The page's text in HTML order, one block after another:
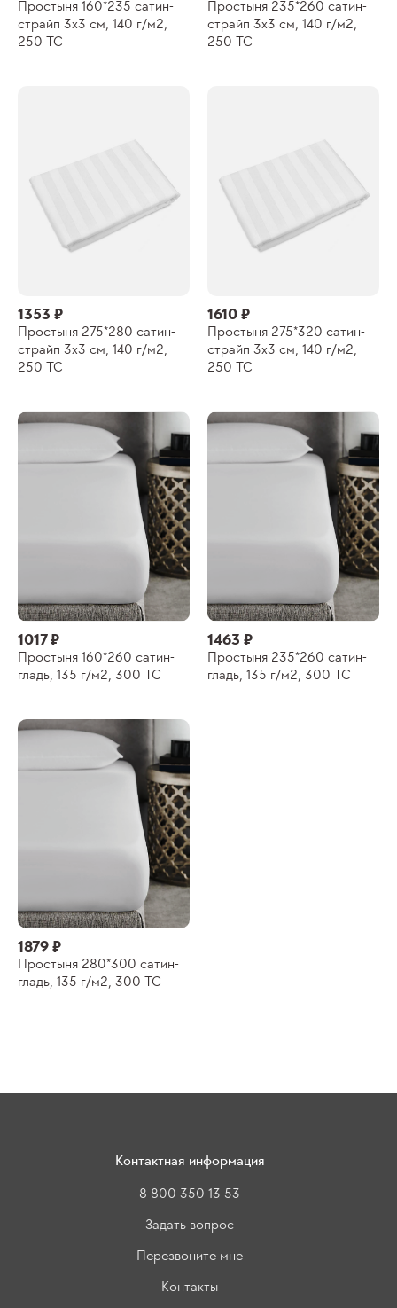
Простыня 160*235 сатин-
страйп 3х3 см, 140 г/м2,
250 ТС
Простыня 235*260 сатин-
страйп 3х3 см, 140 г/м2,
250 ТС
1353 ₽
Простыня 275*280 сатин-
страйп 3х3 см, 140 г/м2,
250 ТС
1610 ₽
Простыня 275*320 сатин-
страйп 3х3 см, 140 г/м2,
250 ТС
1017 ₽
Простыня 160*260 сатин-
гладь, 135 г/м2, 300 ТС
1463 ₽
Простыня 235*260 сатин-
гладь, 135 г/м2, 300 ТС
1879 ₽
Простыня 280*300 сатин-
гладь, 135 г/м2, 300 ТС
Контактная информация
8 800 350 13 53
Задать вопрос
Перезвоните мне
Контакты